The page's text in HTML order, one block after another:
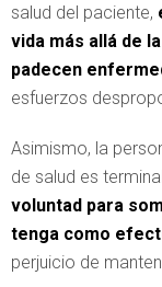
salud del paciente,
vida más allá de
padecen
esfuerzos
Asimismo, la
de salud es
voluntad para
tenga como
perjuicio de